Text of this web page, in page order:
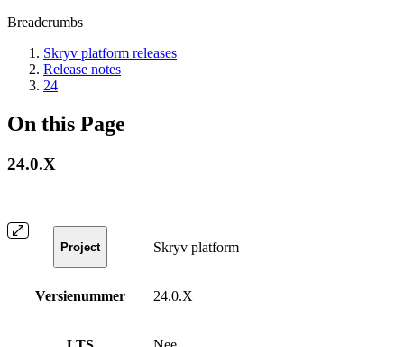
Breadcrumbs
Skryv platform releases
Release notes
24
On this Page
24.0.X
Project Skryv platform
Versienummer 24.0.X